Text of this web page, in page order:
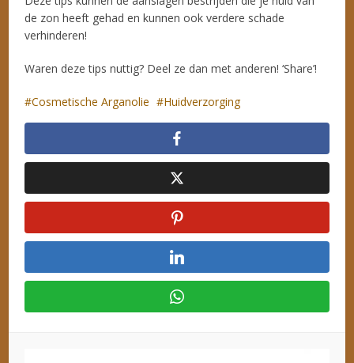
de zon heeft gehad en kunnen ook verdere schade
verhinderen!
Waren deze tips nuttig? Deel ze dan met anderen! ‘Share’!
Cosmetische Arganolie Huidverzorging